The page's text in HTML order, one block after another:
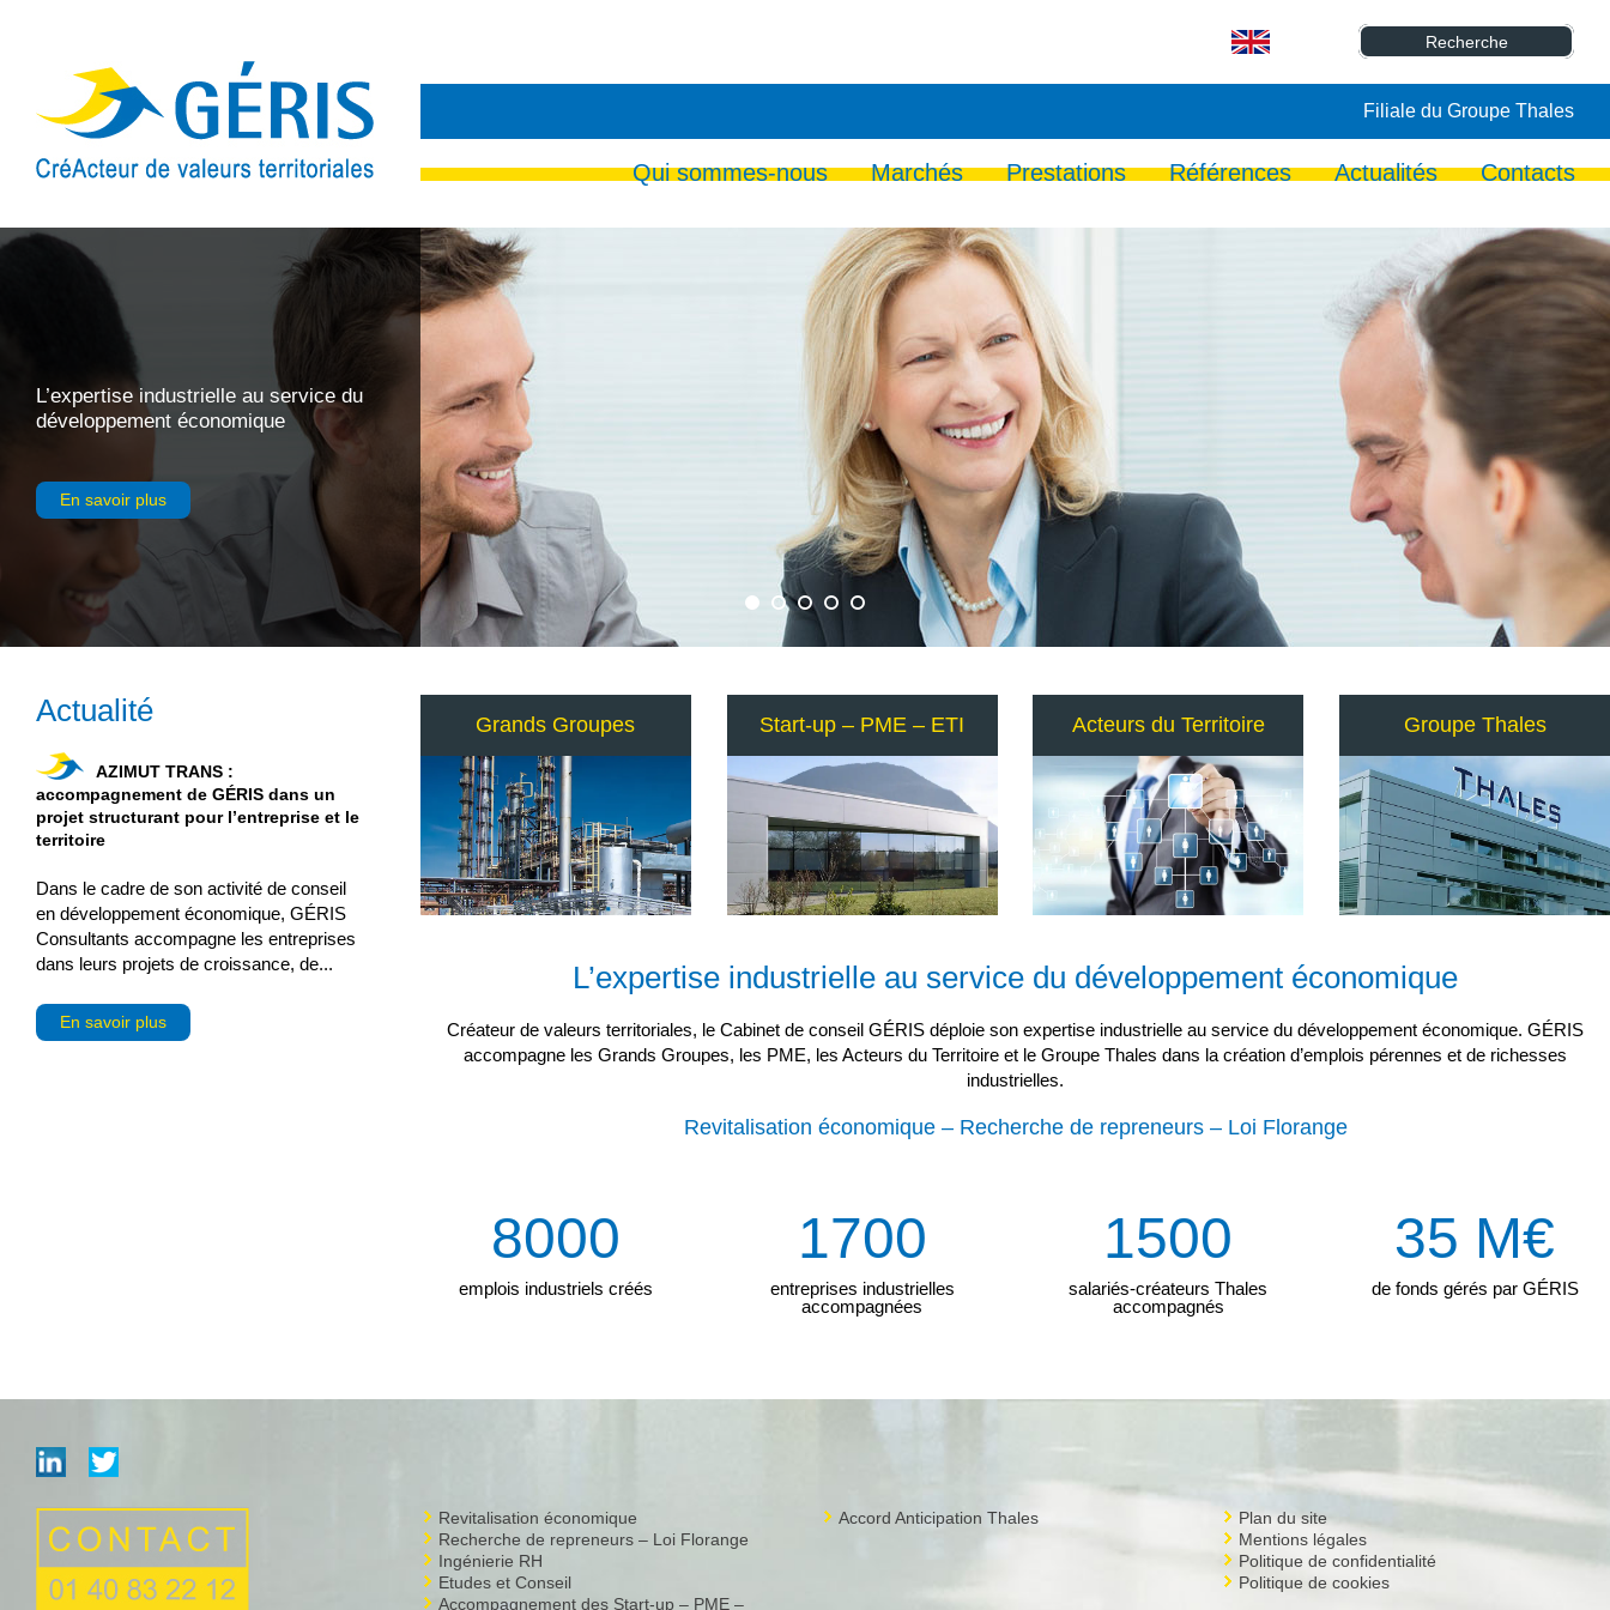
Filiale du Groupe Thales
Qui sommes-nous Marchés Prestations Références Actualités Contacts
L’expertise industrielle au service du
développement économique
En savoir plus
Actualité
AZIMUT TRANS :
accompagnement de GÉRIS dans un
projet structurant pour l’entreprise et le
territoire
Dans le cadre de son activité de conseil
en développement économique, GÉRIS
Consultants accompagne les entreprises
dans leurs projets de croissance, de...
En savoir plus
Grands Groupes Start-up – PME – ETI Acteurs du Territoire Groupe Thales
L’expertise industrielle au service du développement économique
Créateur de valeurs territoriales, le Cabinet de conseil GÉRIS déploie son expertise industrielle au service du développement économique. GÉRIS
accompagne les Grands Groupes, les PME, les Acteurs du Territoire et le Groupe Thales dans la création d’emplois pérennes et de richesses
industrielles.
Revitalisation économique – Recherche de repreneurs – Loi Florange
8000
emplois industriels créés
1700
entreprises industrielles
accompagnées
1500
salariés-créateurs Thales
accompagnés
35 M€
de fonds gérés par GÉRIS
Revitalisation économique
Recherche de repreneurs – Loi Florange
Ingénierie RH
Etudes et Conseil
Accompagnement des Start-up – PME –
Accord Anticipation Thales
Plan du site
Mentions légales
Politique de confidentialité
Politique de cookies